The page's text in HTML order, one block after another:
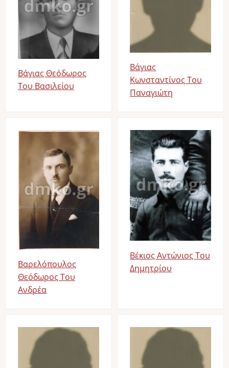
Βάγιας Θεόδωρος
Του Βασιλείου
Βάγιας
Κωνσταντίνος Του
Παναγιώτη
Image
Βαρελόπουλος
Θεόδωρος Του
Ανδρέα
Image
Βέκιος Αντώνιος Του
Δημητρίου
Image Image